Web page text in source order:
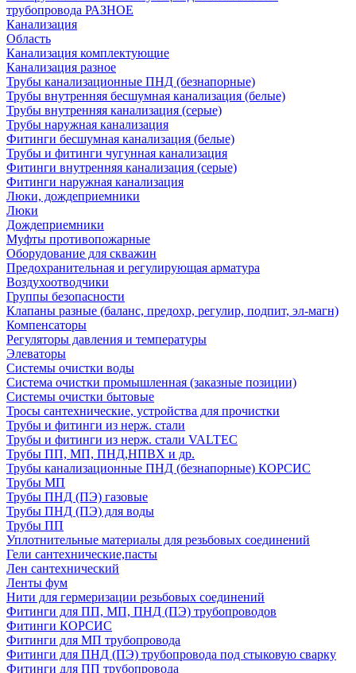
трубопровода РАЗНОЕ
Канализация
Область
Канализация комплектующие
Канализация разное
Трубы канализационные ПНД (безнапорные)
Трубы внутренняя бесшумная канализация (белые)
Трубы внутренняя канализация (серые)
Трубы наружная канализация
Фитинги бесшумная канализация (белые)
Трубы и фитинги чугунная канализация
Фитинги внутренняя канализация (серые)
Фитинги наружная канализация
Люки, дождеприемники
Люки
Дождеприемники
Муфты противопожарные
Оборудование для скважин
Предохранительная и регулирующая арматура
Воздухоотводчики
Группы безопасности
Клапаны разные (баланс, предохр, регулир, подпит, эл-магн)
Компенсаторы
Регуляторы давления и температуры
Элеваторы
Системы очистки воды
Система очистки промышленная (заказные позиции)
Системы очистки бытовые
Тросы сантехнические, устройства для прочистки
Трубы и фитинги из нерж. стали
Трубы и фитинги из нерж. стали VALTEC
Трубы ПП, МП, ПНД,НПВХ и др.
Трубы канализационные ПНД (безнапорные) КОРСИС
Трубы МП
Трубы ПНД (ПЭ) газовые
Трубы ПНД (ПЭ) для воды
Трубы ПП
Уплотнительные материалы для резьбовых соединений
Гели сантехнические,пасты
Лен сантехнический
Ленты фум
Нити для гермеризации резьбовых соединений
Фитинги для ПП, МП, ПНД (ПЭ) трубопроводов
Фитинги КОРСИС
Фитинги для МП трубопровода
Фитинги для ПНД (ПЭ) трубопровода под стыковую сварку
Фитинги для ПП трубопровода